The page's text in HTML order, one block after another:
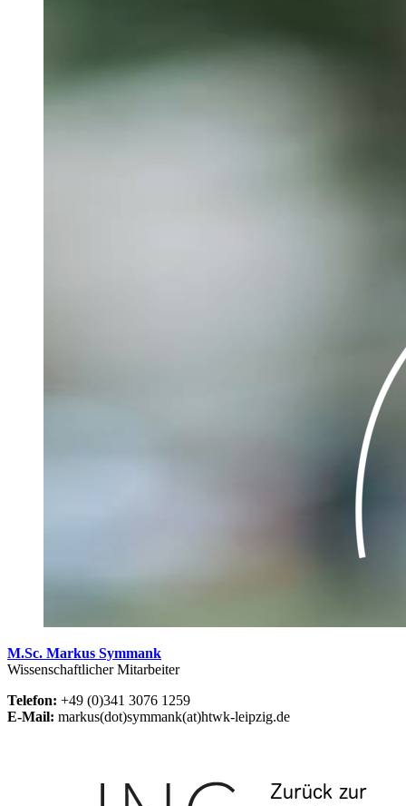
M.Sc. Markus Symmank
Wissenschaftlicher Mitarbeiter
Telefon: +49 (0)341 3076 1259
E-Mail: markus(dot)symmank(at)htwk-leipzig.de